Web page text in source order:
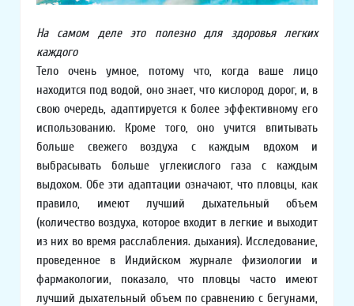
На самом деле это полезно для здоровья легких
каждого
Тело очень умное, потому что, когда ваше лицо
находится под водой, оно знает, что кислород дорог, и, в
свою очередь, адаптируется к более эффективному его
использованию. Кроме того, оно учится впитывать
больше свежего воздуха с каждым вдохом и
выбрасывать больше углекислого газа с каждым
выдохом. Обе эти адаптации означают, что пловцы, как
правило, имеют лучший дыхательный объем
(количество воздуха, которое входит в легкие и выходит
из них во время расслабления. дыхания). Исследование,
проведенное в Индийском журнале физиологии и
фармакологии, показало, что пловцы часто имеют
лучший дыхательный объем по сравнению с бегунами,